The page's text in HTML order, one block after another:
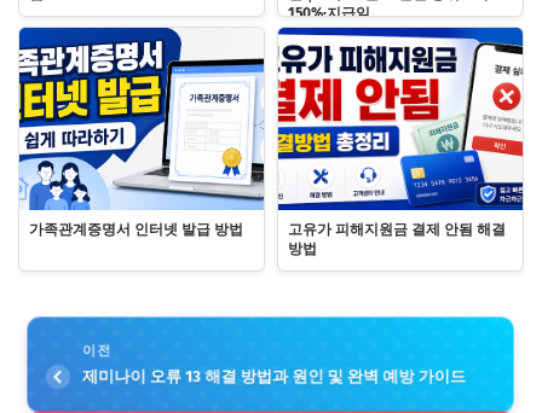
150%·지급일
가족관계증명서 인터넷 발급 방법
고유가 피해지원금 결제 안됨 해결
방법
이전
제미나이 오류 13 해결 방법과 원인 및 완벽 예방 가이드